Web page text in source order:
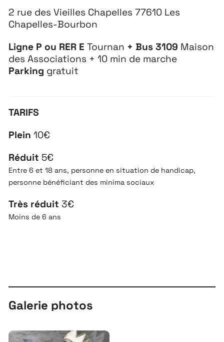
2 rue des Vieilles Chapelles 77610 Les
Chapelles-Bourbon
Ligne P ou RER E Tournan + Bus 3109 Maison
des Associations + 10 min de marche
Parking gratuit
TARIFS
Plein 10€
Réduit 5€
Entre 6 et 18 ans, personne en situation de handicap,
personne bénéficiant des minima sociaux
Très réduit 3€
Moins de 6 ans
Galerie photos